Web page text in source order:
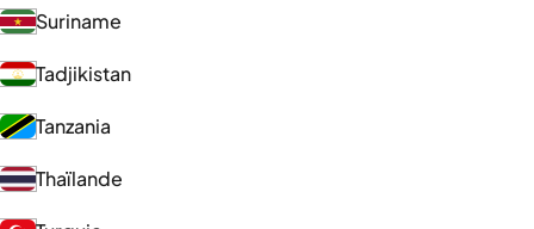
Suriname
Tadjikistan
Tanzania
Thaïlande